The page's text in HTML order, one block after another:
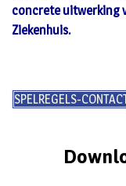
concrete uitwerking
Ziekenhuis.
SPELREGELS-